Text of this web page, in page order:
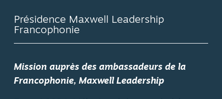
Présidence Maxwell Leadership
Francophonie
Mission auprès des ambassadeurs de la
Francophonie, Maxwell Leadership